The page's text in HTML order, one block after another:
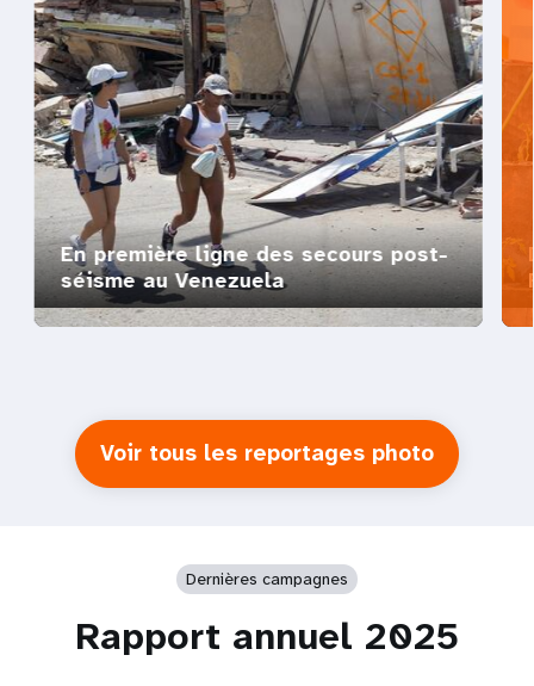
En première ligne des secours post-
séisme au Venezuela
Voir tous les reportages photo
Dernières campagnes
Rapport annuel 2025